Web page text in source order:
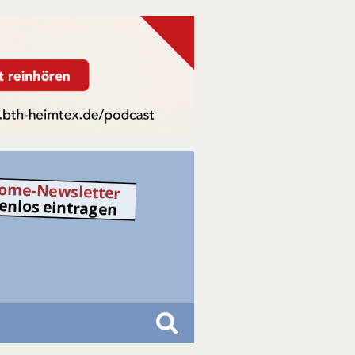
Newsletter
eintragen
S